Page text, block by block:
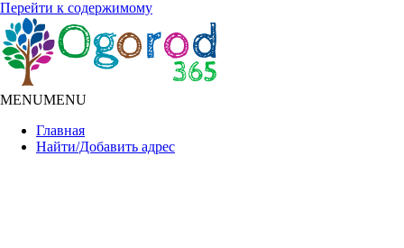
Перейти к содержимому
MENUMENU
Главная
Найти/Добавить адрес